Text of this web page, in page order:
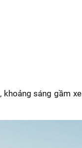
, khoảng sáng gầm xe